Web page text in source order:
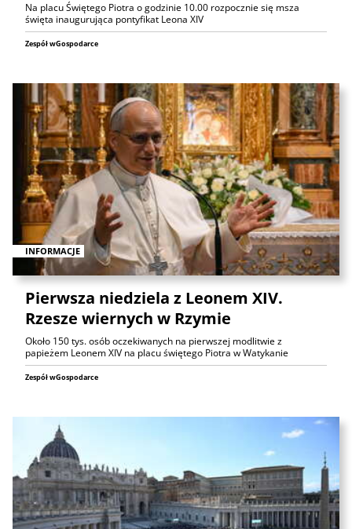
Na placu Świętego Piotra o godzinie 10.00 rozpocznie się msza
święta inaugurująca pontyfikat Leona XIV
Zespół wGospodarce
INFORMACJE
Pierwsza niedziela z Leonem XIV.
Rzesze wiernych w Rzymie
Około 150 tys. osób oczekiwanych na pierwszej modlitwie z
papieżem Leonem XIV na placu świętego Piotra w Watykanie
Zespół wGospodarce